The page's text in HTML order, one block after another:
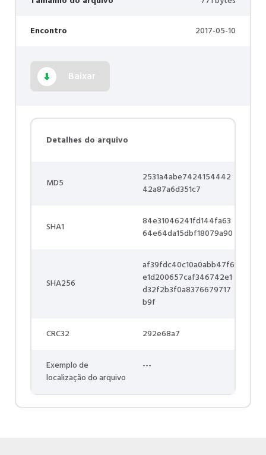
Encontro 2017-05-10
Baixar
Detalhes do arquivo
MD5
2531a4abe7424154442
42a87a6d351c7
SHA1
84e31046241fd144fa63
64e64da15dbf18079a90
SHA256
af39fdc40c10a0abb47f6
e1d200657caf346742e1
d32f2b3f0a8376679717
b9f
CRC32 292e68a7
Exemplo de
localização do arquivo
---